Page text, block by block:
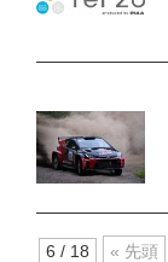
6 / 18 « 先頭